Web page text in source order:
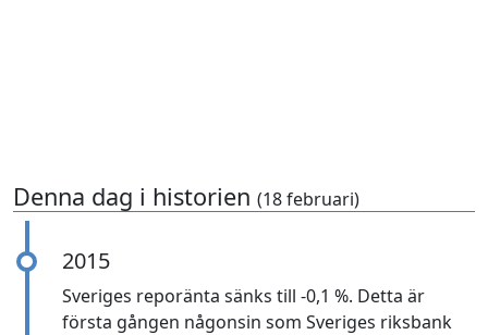
Denna dag i historien (18 februari)
2015
Sveriges reporänta sänks till -0,1 %. Detta är
första gången någonsin som Sveriges riksbank